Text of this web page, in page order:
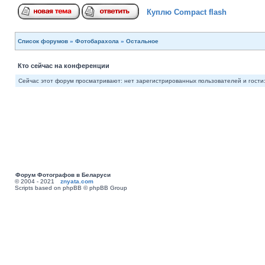
Куплю Compact flash
Список форумов » Фотобарахола » Остальное
Кто сейчас на конференции
Сейчас этот форум просматривают: нет зарегистрированных пользователей и
Форум Фотографов в Беларуси
© 2004 - 2021 znyata.com
Scripts based on phpBB © phpBB Group